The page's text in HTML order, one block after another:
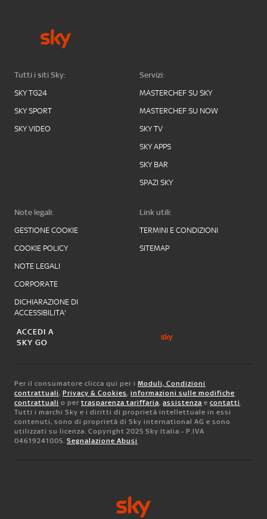
Tutti i siti Sky:
SKY TG24
SKY SPORT
SKY VIDEO
Servizi:
MASTERCHEF SU SKY
MASTERCHEF SU NOW
SKY TV
SKY APPS
SKY BAR
SPAZI SKY
Note legali:
GESTIONE COOKIE
COOKIE POLICY
NOTE LEGALI
CORPORATE
DICHIARAZIONE DI
ACCESSIBILITA'
Link utili:
TERMINI E CONDIZIONI
SITEMAP
ACCEDI A
SKY GO
Per il consumatore clicca qui per i Moduli, Condizioni
contrattuali, Privacy & Cookies, informazioni sulle modifiche
contrattuali o per trasparenza tariffaria, assistenza e contatti.
Tutti i marchi Sky e i diritti di proprietà intellettuale in essi
contenuti, sono di proprietà di Sky international AG e sono
utilizzati su licenza. Copyright 2025 Sky Italia - P.IVA
04619241005. Segnalazione Abusi